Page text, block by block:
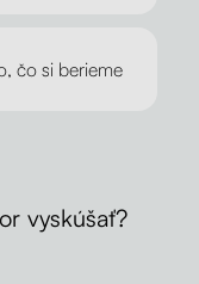
čo si berieme
vyskúšať?